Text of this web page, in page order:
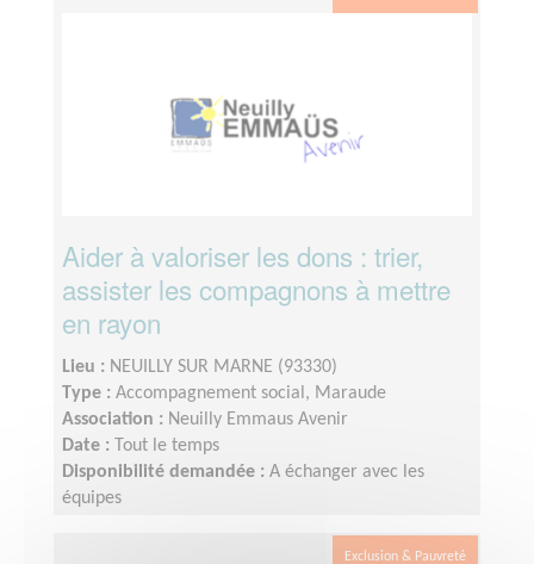
Aider à valoriser les dons : trier,
assister les compagnons à mettre
en rayon
Lieu : NEUILLY SUR MARNE (93330)
Type : Accompagnement social, Maraude
Association : Neuilly Emmaus Avenir
Date :
Tout le temps
Disponibilité demandée : A échanger avec les
équipes
Exclusion & Pauvreté